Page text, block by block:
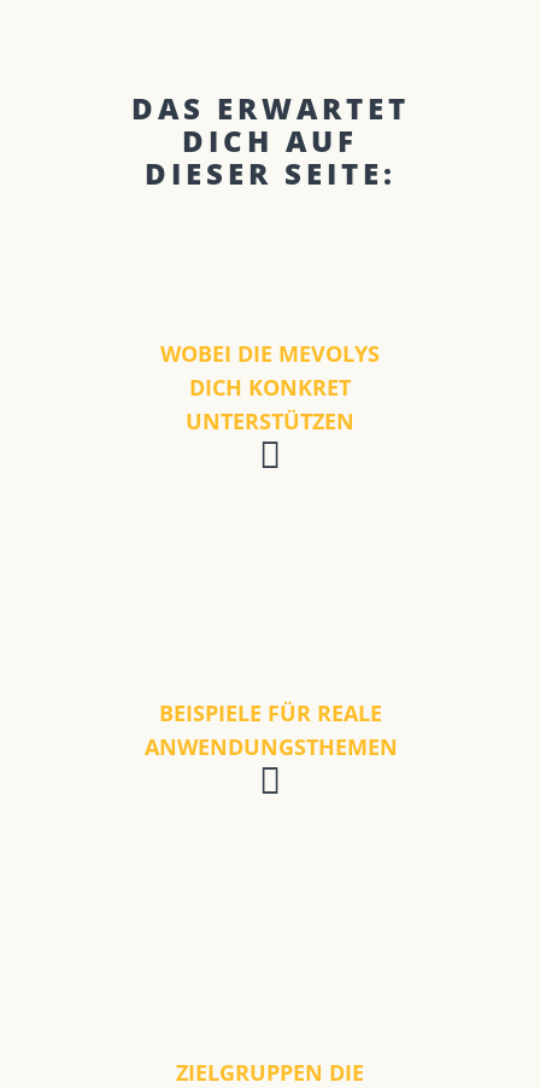
DAS ERWARTET
DICH AUF
DIESER SEITE:
WOBEI DIE MEVOLYS
DICH KONKRET
UNTERSTÜTZEN
BEISPIELE FÜR REALE
ANWENDUNGSTHEMEN
ZIELGRUPPEN DIE